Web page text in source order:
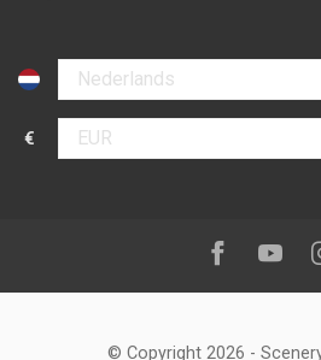
Selecteer taal
€
Selecteer valuta
Volg ons op:
© Copyright 2026 -